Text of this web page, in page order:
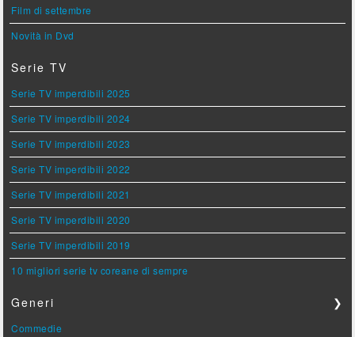
Film di settembre
Novità in Dvd
Serie TV
Serie TV imperdibili 2025
Serie TV imperdibili 2024
Serie TV imperdibili 2023
Serie TV imperdibili 2022
Serie TV imperdibili 2021
Serie TV imperdibili 2020
Serie TV imperdibili 2019
10 migliori serie tv coreane di sempre
Generi ❯
Commedie